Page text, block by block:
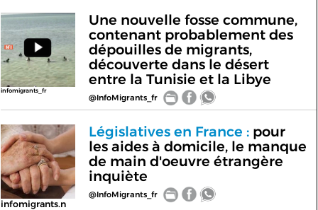
infomigrants_fr
Une nouvelle fosse commune,
contenant probablement des
dépouilles de migrants,
découverte dans le désert
entre la Tunisie et la Libye
@InfoMigrants_fr
infomigrants.n
Législatives en France :pour
les aides à domicile, le manque
de main d'oeuvre étrangère
inquiète
@InfoMigrants_fr